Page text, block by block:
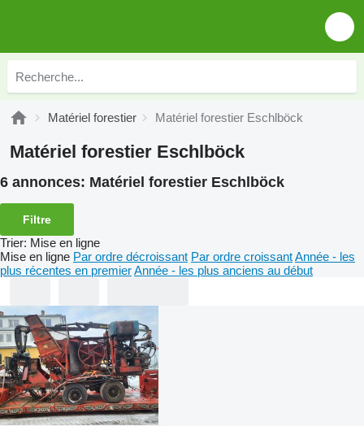
Matériel forestier Matériel forestier Eschlböck
Matériel forestier Eschlböck
6 annonces: Matériel forestier Eschlböck
Filtre
Trier: Mise en ligne
Mise en ligne Par ordre décroissant Par ordre croissantAnnée - les
plus récentes en premierAnnée - les plus anciens au début